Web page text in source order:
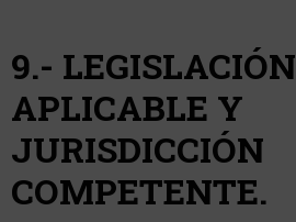
9.- LEGISLACIÓN
APLICABLE Y
JURISDICCIÓN
COMPETENTE.